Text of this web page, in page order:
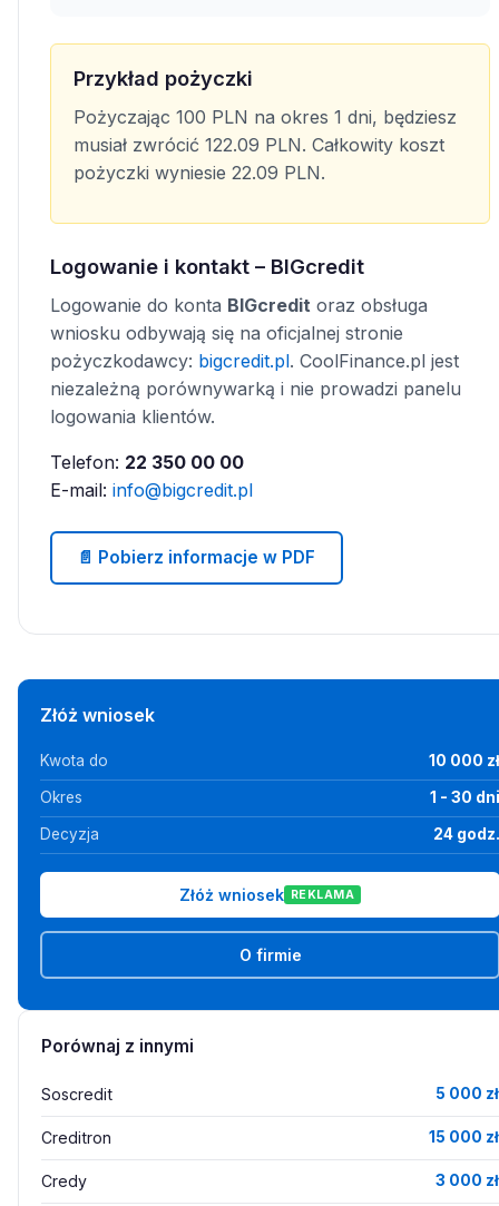
Przykład pożyczki
Pożyczając 100 PLN na okres 1 dni, będziesz
musiał zwrócić 122.09 PLN. Całkowity koszt
pożyczki wyniesie 22.09 PLN.
Logowanie i kontakt – BIGcredit
Logowanie do konta BIGcredit oraz obsługa
wniosku odbywają się na oficjalnej stronie
pożyczkodawcy: bigcredit.pl. CoolFinance.pl jest
niezależną porównywarką i nie prowadzi panelu
logowania klientów.
Telefon: 22 350 00 00
E-mail: info@bigcredit.pl
📄 Pobierz informacje w PDF
Złóż wniosek
Kwota do 10 000 zł
Okres 1 - 30 dni
Decyzja 24 godz.
Złóż wniosek REKLAMA
O firmie
Porównaj z innymi
Soscredit 5 000 zł
Creditron 15 000 zł
Credy 3 000 zł